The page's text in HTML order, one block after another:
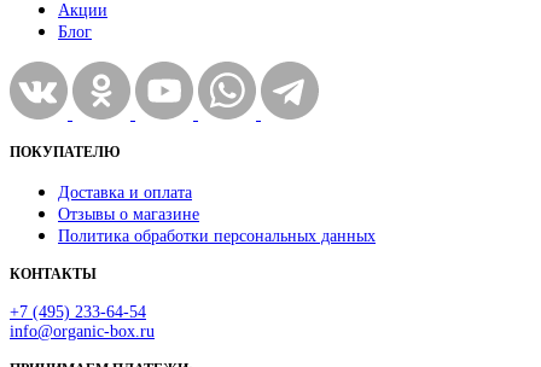
Акции
Блог
ПОКУПАТЕЛЮ
Доставка и оплата
Отзывы о магазине
Политика обработки персональных данных
КОНТАКТЫ
+7 (495) 233-64-54
info@organic-box.ru